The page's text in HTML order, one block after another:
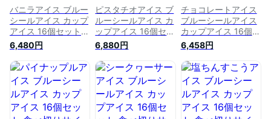
バニラアイス ブルー
シールアイス カップ
アイス 16個セット
食べ切りサイズ アイ
ス アイスクリーム
沖縄特産 ブルーシー
ルアイスクリーム 沖
縄土産 沖縄アイス
ギフト 送料無料 運
動会 カップ お取り
6,480円
ピスタチオアイス ブ
ルーシールアイス カ
ップアイス 16個セッ
ト 食べ切りサイズ
アイス アイスクリー
ム 沖縄特産 ブルー
シールアイスクリー
ム 沖縄土産 沖縄ア
イス ギフト 送料無
料 運動会 カップ お
6,880円
チョコレートアイス
ブルーシールアイス
カップアイス 16個セ
ット 食べ切りサイズ
アイス アイスクリー
ム 沖縄特産 ブルー
シールアイスクリー
ム 沖縄土産 沖縄ア
イス ギフト 送料無
料 運動会 お取り寄
6,458円